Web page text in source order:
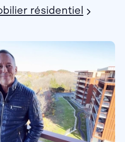
résidentiel